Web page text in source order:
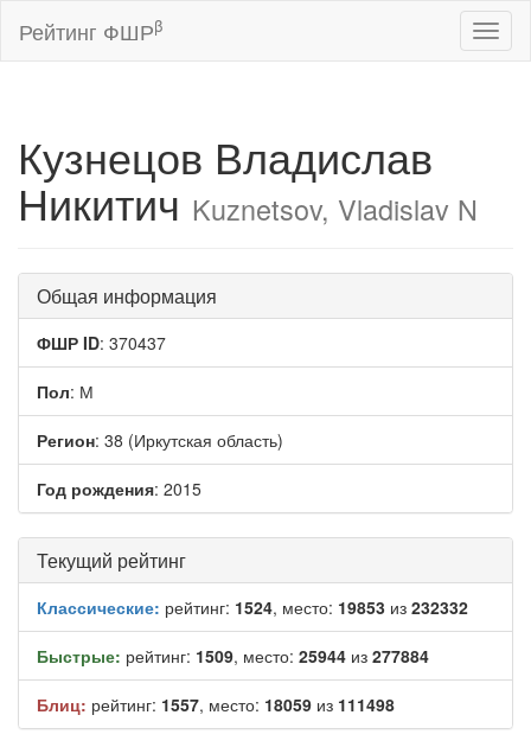
Рейтинг ФШРβ
Кузнецов Владислав
Никитич Kuznetsov, Vladislav N
Общая информация
ФШР ID: 370437
Пол: М
Регион: 38 (Иркутская область)
Год рождения: 2015
Текущий рейтинг
Классические: рейтинг: 1524, место: 19853 из 232332
Быстрые: рейтинг: 1509, место: 25944 из 277884
Блиц: рейтинг: 1557, место: 18059 из 111498